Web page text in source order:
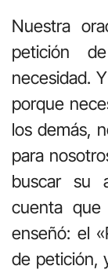
Nuestra
petición
necesidad.
porque
los demás,
para
buscar su
cuenta
enseñó: el
de petición,